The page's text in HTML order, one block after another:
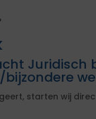
Juridisch
starten wij